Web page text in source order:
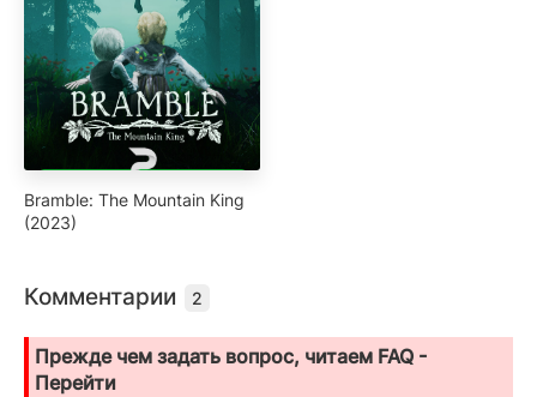
Bramble: The Mountain King
(2023)
Комментарии 2
Прежде чем задать вопрос, читаем FAQ -
Перейти